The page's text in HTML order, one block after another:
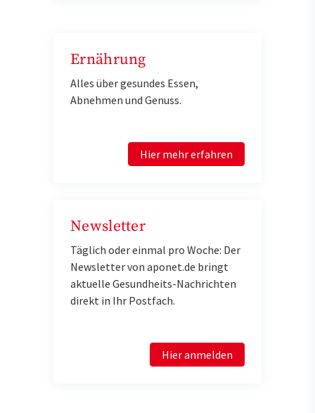
Ernährung
Alles über gesundes Essen,
Abnehmen und Genuss.
Hier mehr erfahren
Newsletter
Täglich oder einmal pro Woche: Der
Newsletter von aponet.de bringt
aktuelle Gesundheits-Nachrichten
direkt in Ihr Postfach.
Hier anmelden